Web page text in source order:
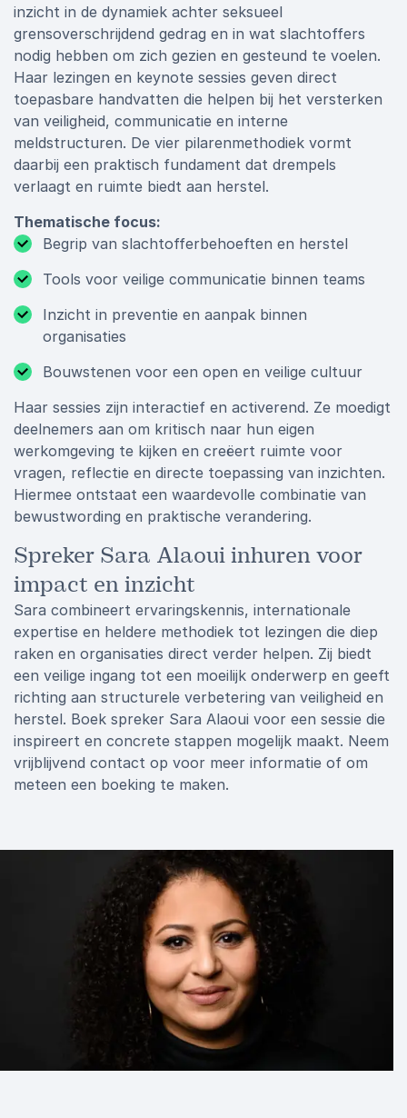
inzicht in de dynamiek achter seksueel
grensoverschrijdend gedrag en in wat slachtoffers
nodig hebben om zich gezien en gesteund te voelen.
Haar lezingen en keynote sessies geven direct
toepasbare handvatten die helpen bij het versterken
van veiligheid, communicatie en interne
meldstructuren. De vier pilarenmethodiek vormt
daarbij een praktisch fundament dat drempels
verlaagt en ruimte biedt aan herstel.
Thematische focus:
Begrip van slachtofferbehoeften en herstel
Tools voor veilige communicatie binnen teams
Inzicht in preventie en aanpak binnen
organisaties
Bouwstenen voor een open en veilige cultuur
Haar sessies zijn interactief en activerend. Ze moedigt
deelnemers aan om kritisch naar hun eigen
werkomgeving te kijken en creëert ruimte voor
vragen, reflectie en directe toepassing van inzichten.
Hiermee ontstaat een waardevolle combinatie van
bewustwording en praktische verandering.
Spreker Sara Alaoui inhuren voor
impact en inzicht
Sara combineert ervaringskennis, internationale
expertise en heldere methodiek tot lezingen die diep
raken en organisaties direct verder helpen. Zij biedt
een veilige ingang tot een moeilijk onderwerp en geeft
richting aan structurele verbetering van veiligheid en
herstel. Boek spreker Sara Alaoui voor een sessie die
inspireert en concrete stappen mogelijk maakt. Neem
vrijblijvend contact op voor meer informatie of om
meteen een boeking te maken.